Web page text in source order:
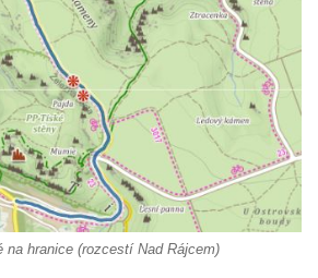
na hranice (rozcestí Nad Rájcem)